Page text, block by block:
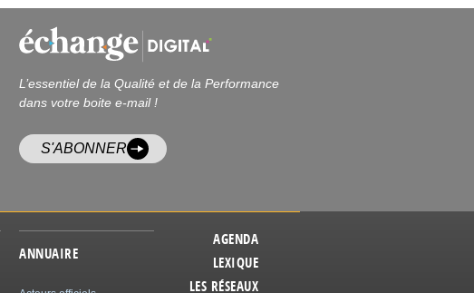
L’essentiel de la Qualité et de la Performance
dans votre boite e-mail !
S'ABONNER
ANNUAIRE
AGENDA
LEXIQUE
LES RÉSEAUX